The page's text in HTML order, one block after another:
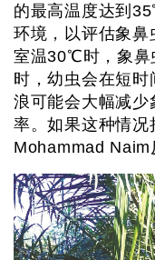
的最高温度达到
环境，以评估象鼻
室温30℃时，象鼻
时，幼虫会在短
浪可能会大幅减少
率。如果这种情况
Mohammad Naim